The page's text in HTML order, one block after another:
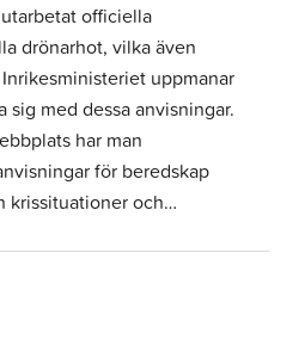
officiella
drönarhot, vilka även
uppmanar
med dessa anvisningar.
har man
för beredskap
krissituationer och…